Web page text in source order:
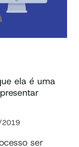
ela é uma
ser